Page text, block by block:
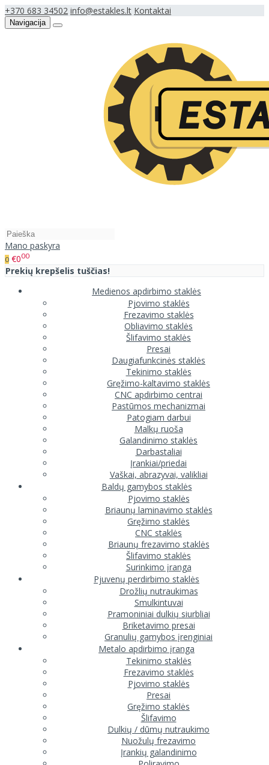
+370 683 34502 info@estakles.lt Kontaktai
Navigacija
Mano paskyra
0 €000
Prekių krepšelis tuščias!
Medienos apdirbimo staklės
Pjovimo staklės
Frezavimo staklės
Obliavimo staklės
Šlifavimo staklės
Presai
Daugiafunkcinės staklės
Tekinimo staklės
Gręžimo-kaltavimo staklės
CNC apdirbimo centrai
Pastūmos mechanizmai
Patogiam darbui
Malkų ruoša
Galandinimo staklės
Darbastaliai
Įrankiai/priedai
Vaškai, abrazyvai, valikliai
Baldų gamybos staklės
Pjovimo staklės
Briaunų laminavimo staklės
Gręžimo staklės
CNC staklės
Briaunų frezavimo staklės
Šlifavimo staklės
Surinkimo įranga
Pjuvenų perdirbimo staklės
Drožlių nutraukimas
Smulkintuvai
Pramoniniai dulkių siurbliai
Briketavimo presai
Granulių gamybos įrenginiai
Metalo apdirbimo įranga
Tekinimo staklės
Frezavimo staklės
Pjovimo staklės
Presai
Gręžimo staklės
Šlifavimo
Dulkių / dūmų nutraukimo
Nuožulų frezavimo
Įrankių galandinimo